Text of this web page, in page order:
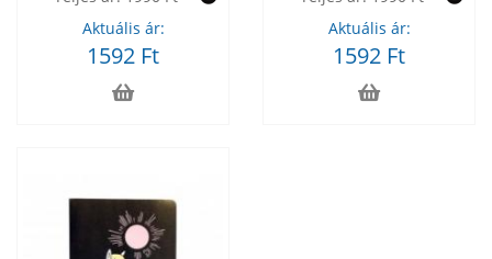
Aktuális ár:
1592 Ft
Aktuális ár:
1592 Ft